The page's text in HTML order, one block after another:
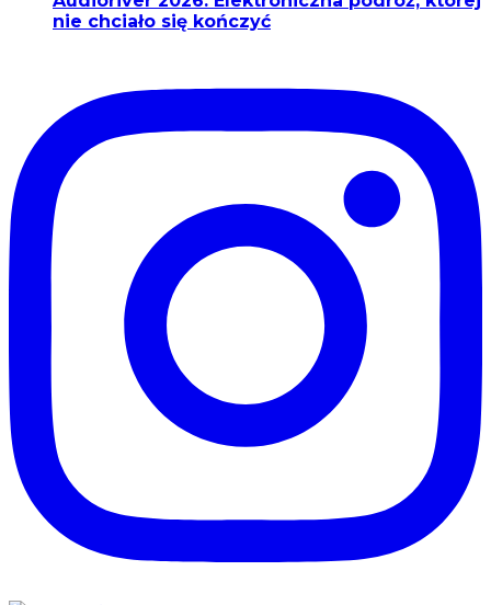
nie chciało się kończyć